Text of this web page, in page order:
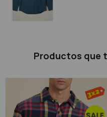
Productos que